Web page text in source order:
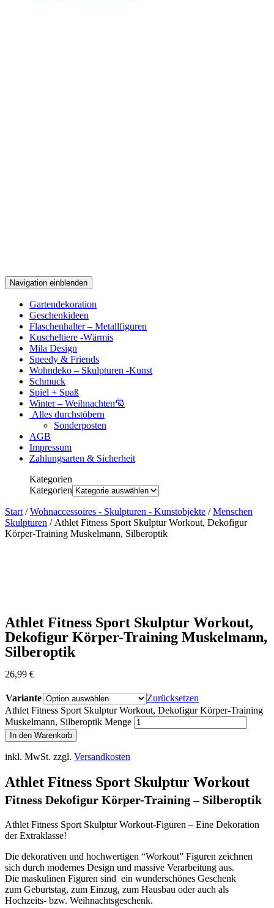
Navigation einblenden
Gartendekoration
Geschenkideen
Flaschenhalter – Metallfiguren
Kuscheltiere -Wärmis
Mila Design
Speedy & Friends
Wohndeko – Skulpturen -Kunst
Schmuck
Spiel + Spaß
Winter – Weihnachten🎅
Alles durchstöbern
Sonderposten
AGB
Impressum
Zahlungsarten & Sicherheit
Kategorien
Kategorien
Start /Wohnaccessoires - Skulpturen - Kunstobjekte /Menschen
Skulpturen / Athlet Fitness Sport Skulptur Workout, Dekofigur
Körper-Training Muskelmann, Silberoptik
Athlet Fitness Sport Skulptur Workout,
Dekofigur Körper-Training Muskelmann,
Silberoptik
26,99 €
Variante
Zurücksetzen
Athlet Fitness Sport Skulptur Workout, Dekofigur Körper-Training
Muskelmann, Silberoptik Menge
In den Warenkorb
inkl. MwSt. zzgl. Versandkosten
Athlet Fitness Sport Skulptur Workout
Fitness Dekofigur Körper-Training – Silberoptik
Athlet Fitness Sport Skulptur Workout-Figuren – Eine Dekoration
der Extraklasse!
Die dekorativen und hochwertigen “Workout” Figuren zeichnen
sich durch modernes Design und massive Verarbeitung aus.
Die maskulinen Figuren sind ein wunderschönes Geschenk
zum Geburtstag, zum Einzug, zum Hausbau oder auch als
Hochzeits- bzw. Weihnachtsgeschenk.